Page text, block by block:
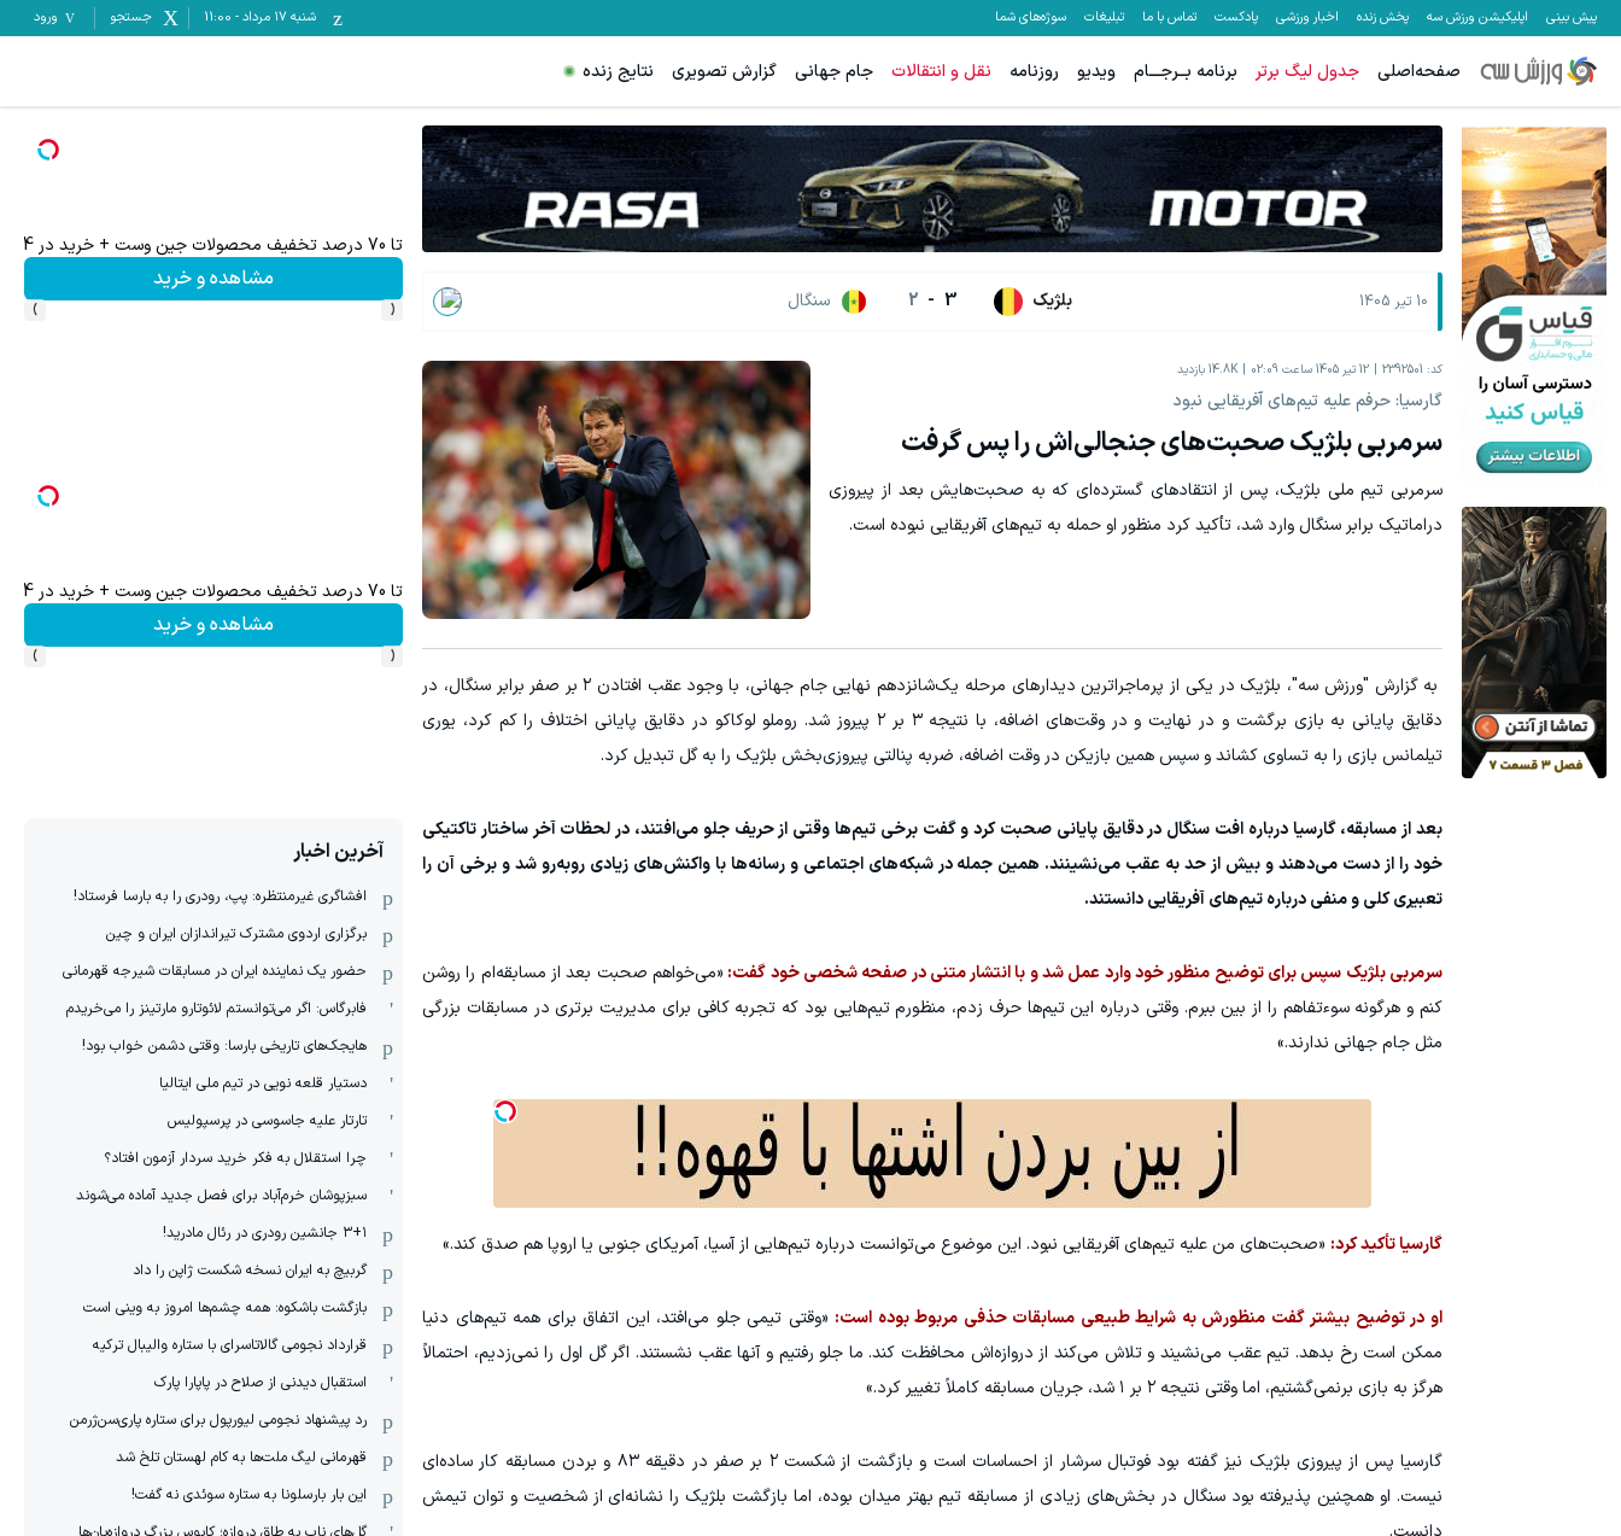
پیش بینی اپلیکیشن ورزش سه پخش زنده اخبار ورزشی پادکست تماس با ما تبلیغات سوژه‌های شما شنبه ۱۷ مرداد -
11:00 جستجو ورود
صفحه‌اصلی جدول لیگ برتر برنامه بــرجـــام ویدیو روزنامه نقل و انتقالات جام جهانی گزارش تصویری نتایج زنده
10 تیر 1405 بلژیک 3
-
2 سنگال
کد: 2392501 12 تیر 1405 ساعت 02:09 14.8K بازدید
گارسیا: حرفم علیه تیم‌های آفریقایی نبود
سرمربی بلژیک صحبت‌های جنجالی‌اش را پس گرفت
سرمربی تیم ملی بلژیک، پس از انتقادهای گسترده‌ای که به صحبت‌هایش بعد از پیروزی
دراماتیک برابر سنگال وارد شد، تأکید کرد منظور او حمله به تیم‌های آفریقایی نبوده است.
به گزارش "ورزش سه"، بلژیک در یکی از پرماجراترین دیدارهای مرحله یک‌شانزدهم نهایی جام جهانی، با وجود عقب افتادن ۲ بر صفر برابر سنگال، در
دقایق پایانی به بازی برگشت و در نهایت و در وقت‌های اضافه، با نتیجه ۳ بر ۲ پیروز شد. روملو لوکاکو در دقایق پایانی اختلاف را کم کرد، یوری
تیلمانس بازی را به تساوی کشاند و سپس همین بازیکن در وقت اضافه، ضربه پنالتی پیروزی‌بخش بلژیک را به گل تبدیل کرد.
بعد از مسابقه، گارسیا درباره افت سنگال در دقایق پایانی صحبت کرد و گفت برخی تیم‌ها وقتی از حریف جلو می‌افتند، در لحظات آخر ساختار تاکتیکی
خود را از دست می‌دهند و بیش از حد به عقب می‌نشینند. همین جمله در شبکه‌های اجتماعی و رسانه‌ها با واکنش‌های زیادی روبه‌رو شد و برخی آن را
تعبیری کلی و منفی درباره تیم‌های آفریقایی دانستند.
سرمربی بلژیک سپس برای توضیح منظور خود وارد عمل شد و با انتشار متنی در صفحه شخصی خود گفت: «می‌خواهم صحبت بعد از مسابقه‌ام را روشن
کنم و هرگونه سوءتفاهم را از بین ببرم. وقتی درباره این تیم‌ها حرف زدم، منظورم تیم‌هایی بود که تجربه کافی برای مدیریت برتری در مسابقات بزرگی
مثل جام جهانی ندارند.»
گارسیا تأکید کرد: «صحبت‌های من علیه تیم‌های آفریقایی نبود. این موضوع می‌توانست درباره تیم‌هایی از آسیا، آمریکای جنوبی یا اروپا هم صدق کند.»
او در توضیح بیشتر گفت منظورش به شرایط طبیعی مسابقات حذفی مربوط بوده است: «وقتی تیمی جلو می‌افتد، این اتفاق برای همه تیم‌های دنیا
ممکن است رخ بدهد. تیم عقب می‌نشیند و تلاش می‌کند از دروازه‌اش محافظت کند. ما جلو رفتیم و آنها عقب نشستند. اگر گل اول را نمی‌زدیم، احتمالاً
هرگز به بازی برنمی‌گشتیم، اما وقتی نتیجه ۲ بر ۱ شد، جریان مسابقه کاملاً تغییر کرد.»
گارسیا پس از پیروزی بلژیک نیز گفته بود فوتبال سرشار از احساسات است و بازگشت از شکست ۲ بر صفر در دقیقه ۸۳ و بردن مسابقه کار ساده‌ای
نیست. او همچنین پذیرفته بود سنگال در بخش‌های زیادی از مسابقه تیم بهتر میدان بوده، اما بازگشت بلژیک را نشانه‌ای از شخصیت و توان تیمش
تا 70 درصد تخفیف محصولات جین وست + خرید در 4 قسط
مشاهده و خرید
‹
›
تا 70 درصد تخفیف محصولات جین وست + خرید در 4 قسط
مشاهده و خرید
‹
›
آخرین اخبار
افشاگری غیرمنتظره: پپ، رودری را به بارسا فرستاد!
برگزاری اردوی مشترک تیراندازان ایران و چین
حضور یک نماینده ایران در مسابقات شیرجه قهرمانی
فابرگاس: اگر می‌توانستم لائوتارو مارتینز را می‌خریدم
هایجک‌های تاریخی بارسا: وقتی دشمن خواب بود!
دستیار قلعه نویی در تیم ملی ایتالیا
تارتار علیه جاسوسی در پرسپولیس
چرا استقلال به فکر خرید سردار آزمون افتاد؟
سبزپوشان خرم‌آباد برای فصل جدید آماده می‌شوند
۳+۱ جانشین رودری در رئال مادرید!
گربیچ به ایران نسخه شکست ژاپن را داد
بازگشت باشکوه: همه چشم‌ها امروز به وینی است
قرارداد نجومی گالاتاسرای با ستاره والیبال ترکیه
استقبال دیدنی از صلاح در پاپارا پارک
رد پیشنهاد نجومی لیورپول برای ستاره پاری‌سن‌ژرمن
قهرمانی لیگ ملت‌ها به کام لهستان تلخ شد
این بار بارسلونا به ستاره سوئدی نه گفت!